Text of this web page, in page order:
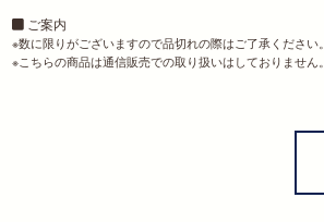
ご案内
数に限りがございますので品切れの際はご了承ください。
こちらの商品は通信販売での取り扱いはしておりません。